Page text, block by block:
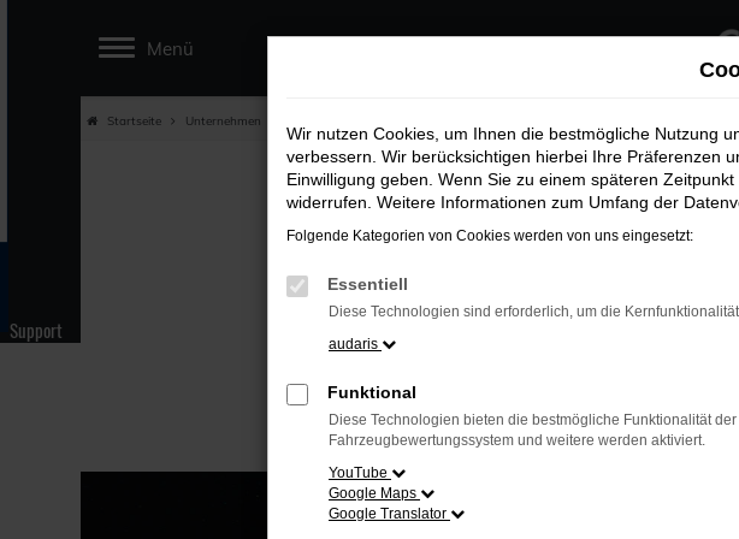
Hauptinhalt
Menü
Support
Startseite Unternehmen
AUDARIS
Wir nutzen Cookies, um Ihnen die bestmögliche Nutzung
verbessern. Wir berücksichtigen hierbei Ihre Präferenzen
Einwilligung geben. Wenn Sie zu einem späteren
widerrufen. Weitere Informationen zum Umfang der
Folgende Kategorien von Cookies werden von uns eingesetzt:
Essentiell
Diese Technologien sind erforderlich, um die
audaris
Funktional
Diese Technologien bieten die bestmögliche Funktionalität
Fahrzeugbewertungssystem und weitere werden aktiviert.
YouTube
Google Maps
Google Translator